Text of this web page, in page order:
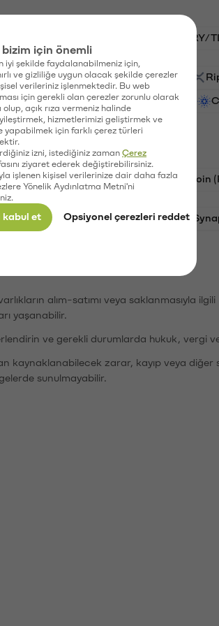
VANRY/
PSG (PSG) Waves (WAVES)
(VANRY) Ethereum (ETH)
Litecoin (LTC) Ravencoin
(ETH) Avalanche (AVAX)
alım-satımı veya saklanmasıyla
yaşanabilir.
ve gerekli durumlarda hukuk, vergi
kaynaklanabilecek zarar, kayıp veya diğer
sunulmayabilir.
için önemli
iyi şekilde faydalanabilmeniz için,
ve gizliliğe uygun olacak şekilde çerezler
verileriniz işlenmektedir. Bu web
için gerekli olan çerezler zorunlu olarak
olup, açık rıza vermeniz halinde
hizmetlerimizi geliştirmek ve
yapabilmek için farklı çerez türleri
izni, istediğiniz zaman Çerez
ziyaret ederek değiştirebilirsiniz.
işlenen kişisel verilerinize dair daha fazla
Yönelik Aydınlatma Metni'ni
kabul et Opsiyonel çerezleri reddet